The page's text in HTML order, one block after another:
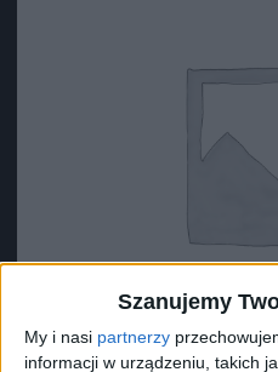
Szanujemy
My i nasi partnerzy
informacji w urządzeniu, takich